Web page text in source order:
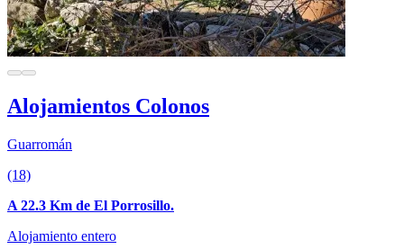
Alojamientos Colonos
Guarromán
(18)
A 22.3 Km de El Porrosillo.
Alojamiento entero